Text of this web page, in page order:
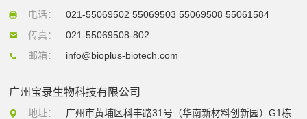
电话：
021-55069502 55069503 55069508 55061584
传真：
021-55069508-802
邮箱：
info@bioplus-biotech.com
广州宝录生物科技有限公司
地址：
广州市黄埔区科丰路31号（华南新材料创新园）G1栋